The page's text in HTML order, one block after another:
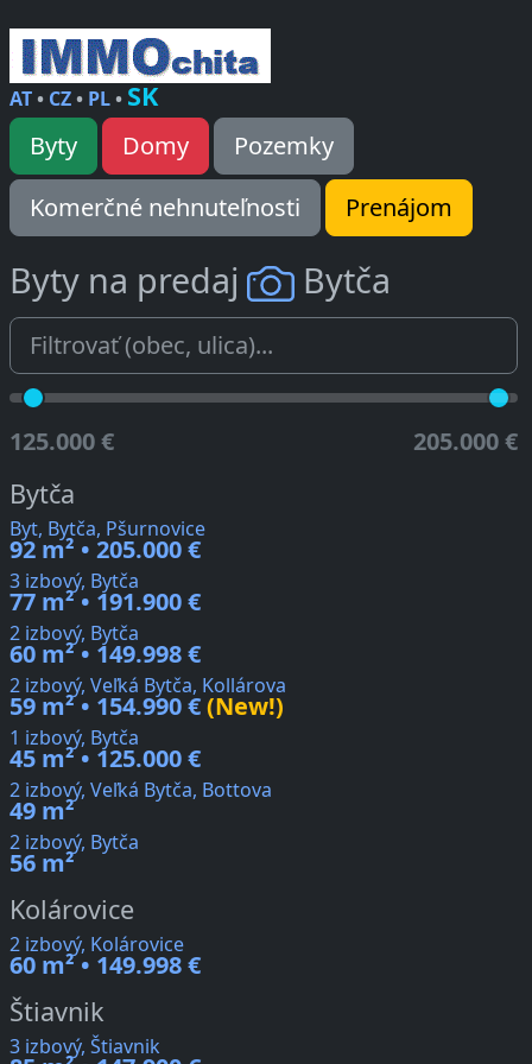
AT• CZ• PL• SK
Byty Domy
Pozemky
Komerčné nehnuteľnosti
Prenájom
Byty na predaj Bytča
125.000 € 205.000 €
Bytča
Byt, Bytča, Pšurnovice
92 m² • 205.000 €
3 izbový, Bytča
77 m² • 191.900 €
2 izbový, Bytča
60 m² • 149.998 €
2 izbový, Veľká Bytča, Kollárova
59 m² • 154.990 €(New!)
1 izbový, Bytča
45 m² • 125.000 €
2 izbový, Veľká Bytča, Bottova
49 m²
2 izbový, Bytča
56 m²
Kolárovice
2 izbový, Kolárovice
60 m² • 149.998 €
Štiavnik
3 izbový, Štiavnik